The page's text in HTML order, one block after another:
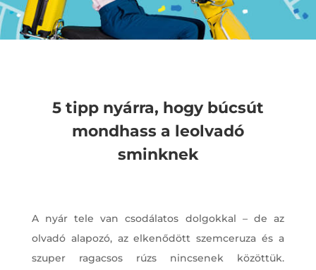
5 tipp nyárra, hogy búcsút
mondhass a leolvadó
sminknek
A nyár tele van csodálatos dolgokkal – de az
olvadó alapozó, az elkenődött szemceruza és a
szuper ragacsos rúzs nincsenek közöttük.